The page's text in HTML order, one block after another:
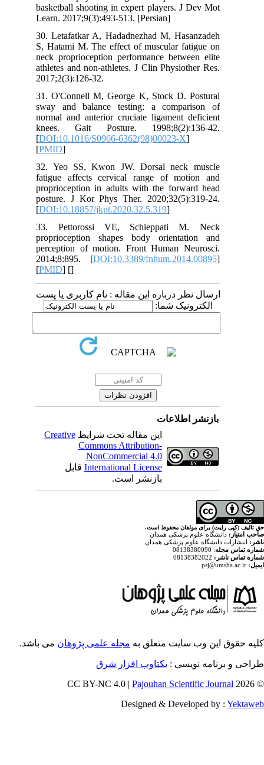
basketball shooting in expert players. J
Learn. 2017;9(3):493-513. [Persian]
30. Letafatkar A, Hadadnezhad M,
S, Hatami M. The effect of muscular
neck proprioception performance
athletes and non-athletes. J Clin
31. O'Connell M, George K, Stock D.
sway and balance testing: a
normal and anterior cruciate ligament
knees. Gait Posture.
[DOI:10.1016/S0966-6362(98)00023-X
32. Yeo SS, Kwon JW. Dorsal
fatigue affects cervical range of
proprioception in adults with the
posture. J Kor Phys Ther.
[DOI:10.18857/jkpt.2020.32.5.319
33. Pettorossi VE, Schieppati
proprioception shapes body
perception of motion. Front Human
2014;8:895. [DOI:10.3389/
درباره این مقاله : نام کاربری یا پست
این مقاله تحت شرایطCreative
Commons Attribution-
NonCommercial 4.0
International Licenseقابل
محفوظ است.
همدان
پزشکی همدان
متعلق به مجله علمی پژوهان می باشد.
:یکتاوب افزار شرق
Pajouhan
Designed &